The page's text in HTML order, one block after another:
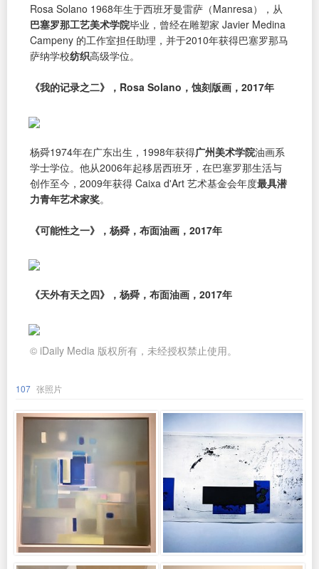
Rosa Solano 1968年生于西班牙曼雷萨（Manresa），从
巴塞罗那工艺美术学院毕业，曾经在雕塑家 Javier Medina
Campeny 的工作室担任助理，并于2010年获得巴塞罗那马
萨纳学校纺织高级学位。
《我的记录之二》，Rosa Solano，蚀刻版画，2017年
杨舜1974年在广东出生，1998年获得广州美术学院油画系
学士学位。他从2006年起移居西班牙，在巴塞罗那生活与
创作至今，2009年获得 Caixa d'Art 艺术基金会年度最具潜
力青年艺术家奖。
《可能性之一》，杨舜，布面油画，2017年
《天外有天之四》，杨舜，布面油画，2017年
© iDaily Media 版权所有，未经授权禁止使用。
107 张照片